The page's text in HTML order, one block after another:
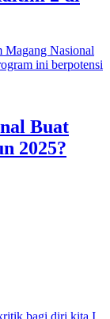
Buat
2025?